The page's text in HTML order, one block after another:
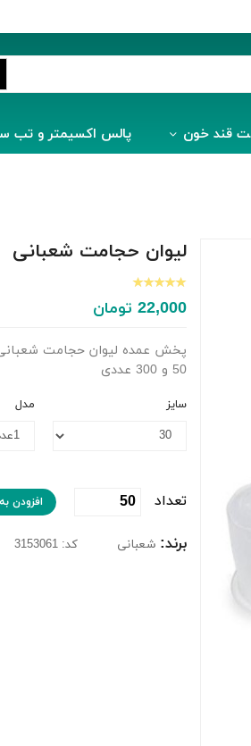
قند خون پالس اکسیمتر و تب
لیوان حجامت شعبانی
22,000 تومان
50 و 300 عددی
سایز مدل
تعداد افزودن
برند: شعبانی کد: 3153061